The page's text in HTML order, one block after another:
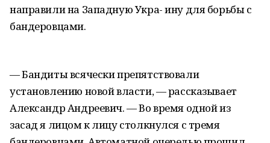
направили на Западную Укра- ину для борьбы с
бандеровцами.
— Бандиты всячески препятствовали
установлению новой власти, — рассказывает
Александр Андреевич. — Во время одной из
засад я лицом к лицу столкнулся с тремя